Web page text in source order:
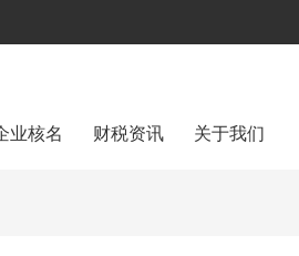
业核名 财税资讯 关于我们